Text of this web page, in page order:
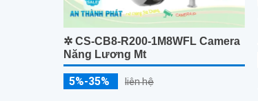
✲ CS-CB8-R200-1M8WFL Camera
Năng Lương Mt
5%-35% liên hệ